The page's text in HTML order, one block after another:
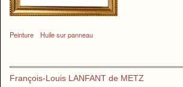
Peinture Huile sur panneau
François-Louis LANFANT de METZ